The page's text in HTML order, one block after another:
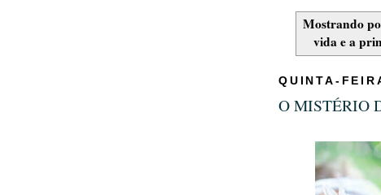
Mostrando
vida e a
QUINTA-
O MISTÉRIO